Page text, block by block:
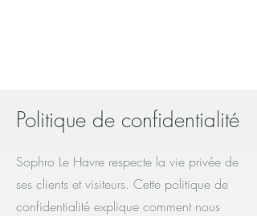
Politique de confidentialité
Sophro Le Havre respecte la vie privée de
ses clients et visiteurs. Cette politique de
confidentialité explique comment nous